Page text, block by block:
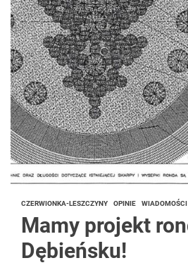
CZERWIONKA-LESZCZYNY OPINIE WIADOMOŚCI
Mamy projekt
Dębieńsku!